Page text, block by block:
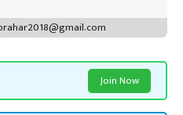
Join Now